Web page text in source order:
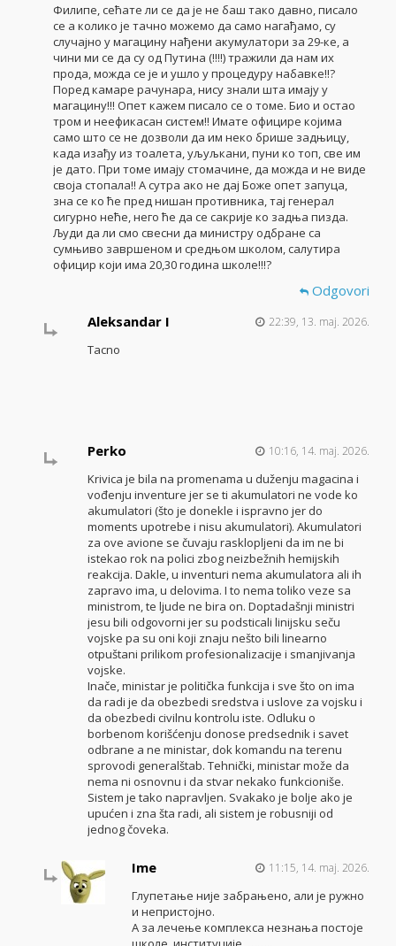
Филипе, сећате ли се да је не баш тако давно, писало
се а колико је тачно можемо да само нагађамо, су
случајно у магацину нађени акумулатори за 29-ке, а
чини ми се да су од Путина (!!!!) тражили да нам их
прода, можда се је и ушло у процедуру набавке!!?
Поред камаре рачунара, нису знали шта имају у
магацину!!! Опет кажем писало се о томе. Био и остао
тром и неефикасан систем!! Имате официре којима
само што се не дозволи да им неко брише задњицу,
када изађу из тоалета, уљуљкани, пуни ко топ, све им
је дато. При томе имају стомачине, да можда и не виде
своја стопала!! А сутра ако не дај Боже опет запуца,
зна се ко ће пред нишан противника, тај генерал
сигурно неће, него ће да се сакрије ко задња пизда.
Људи да ли смо свесни да министру одбране са
сумњиво завршеном и средњом школом, салутира
официр који има 20,30 година школе!!!?
Odgovori
Aleksandar I
22:39, 13. maj. 2026.
Tacno
Perko 10:16, 14. maj. 2026.
Krivica je bila na promenama u duženju magacina i
vođenju inventure jer se ti akumulatori ne vode ko
akumulatori (što je donekle i ispravno jer do
moments upotrebe i nisu akumulatori). Akumulatori
za ove avione se čuvaju rasklopljeni da im ne bi
istekao rok na polici zbog neizbežnih hemijskih
reakcija. Dakle, u inventuri nema akumulatora ali ih
zapravo ima, u delovima. I to nema toliko veze sa
ministrom, te ljude ne bira on. Doptadašnji ministri
jesu bili odgovorni jer su podsticali linijsku seču
vojske pa su oni koji znaju nešto bili linearno
otpuštani prilikom profesionalizacije i smanjivanja
vojske.
Inače, ministar je politička funkcija i sve što on ima
da radi je da obezbedi sredstva i uslove za vojsku i
da obezbedi civilnu kontrolu iste. Odluku o
borbenom korišćenju donose predsednik i savet
odbrane a ne ministar, dok komandu na terenu
sprovodi generalštab. Tehnički, ministar može da
nema ni osnovnu i da stvar nekako funkcioniše.
Sistem je tako napravljen. Svakako je bolje ako je
upućen i zna šta radi, ali sistem je robusniji od
jednog čoveka.
Ime 11:15, 14. maj. 2026.
Глупетање није забрањено, али је ружно
и непристојно.
А за лечење комплекса незнања постоје